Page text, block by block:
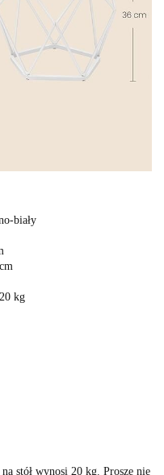
biały
kg
stół wynosi 20 kg. Proszę nie